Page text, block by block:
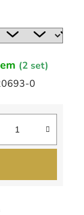
(2 set)
0